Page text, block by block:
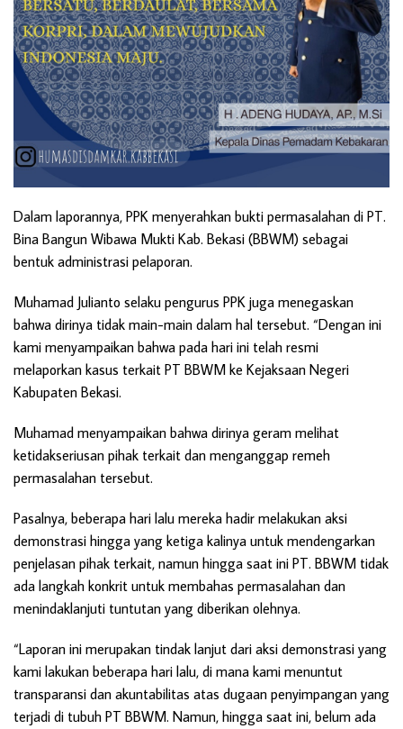
Dalam laporannya, PPK menyerahkan bukti permasalahan di PT.
Bina Bangun Wibawa Mukti Kab. Bekasi (BBWM) sebagai
bentuk administrasi pelaporan.
Muhamad Julianto selaku pengurus PPK juga menegaskan
bahwa dirinya tidak main-main dalam hal tersebut. “Dengan ini
kami menyampaikan bahwa pada hari ini telah resmi
melaporkan kasus terkait PT BBWM ke Kejaksaan Negeri
Kabupaten Bekasi.
Muhamad menyampaikan bahwa dirinya geram melihat
ketidakseriusan pihak terkait dan menganggap remeh
permasalahan tersebut.
Pasalnya, beberapa hari lalu mereka hadir melakukan aksi
demonstrasi hingga yang ketiga kalinya untuk mendengarkan
penjelasan pihak terkait, namun hingga saat ini PT. BBWM tidak
ada langkah konkrit untuk membahas permasalahan dan
menindaklanjuti tuntutan yang diberikan olehnya.
“Laporan ini merupakan tindak lanjut dari aksi demonstrasi yang
kami lakukan beberapa hari lalu, di mana kami menuntut
transparansi dan akuntabilitas atas dugaan penyimpangan yang
terjadi di tubuh PT BBWM. Namun, hingga saat ini, belum ada